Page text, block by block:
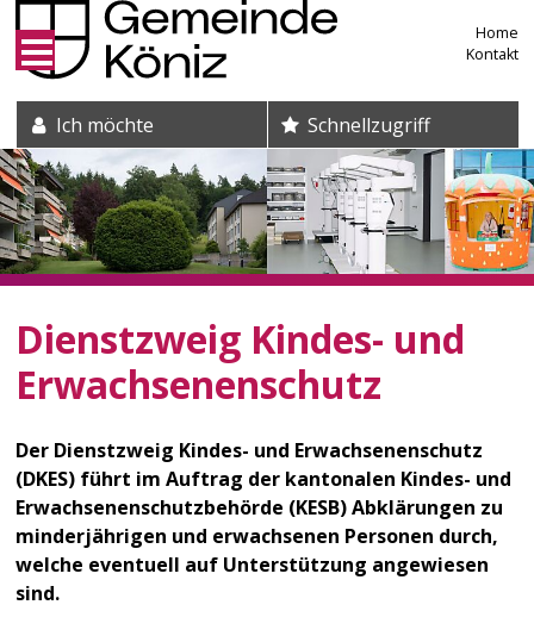
Direkt zum Inhalt springen
Home
Kontakt
Suche und Schnelleinstieg
Ich möchte Schnellzugriff
Dienstzweig Kindes- und
Erwachsenenschutz
Der Dienstzweig Kindes- und Erwachsenenschutz
(DKES) führt im Auftrag der kantonalen Kindes- und
Erwachsenenschutzbehörde (KESB) Abklärungen zu
minderjährigen und erwachsenen Personen durch,
welche eventuell auf Unterstützung angewiesen
sind.